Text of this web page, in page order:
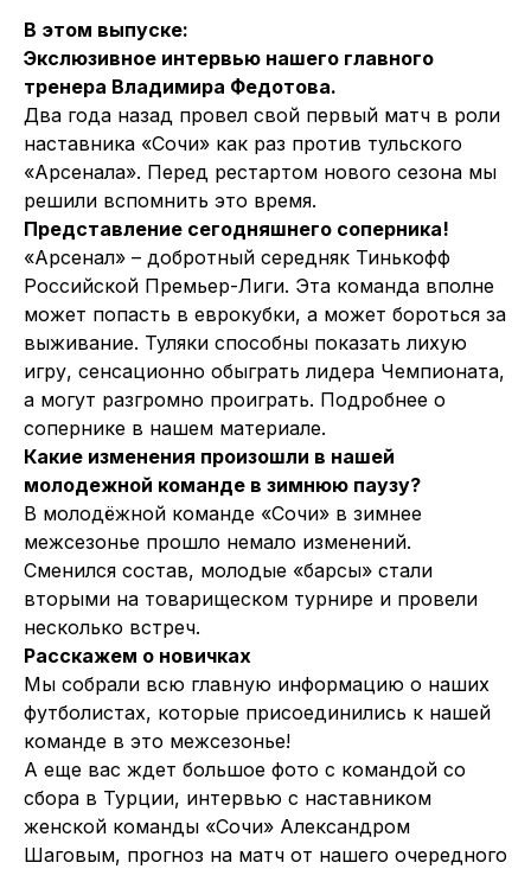
В этом выпуске:
Экслюзивное интервью нашего главного
тренера Владимира Федотова.
Два года назад провел свой первый матч в роли
наставника «Сочи» как раз против тульского
«Арсенала». Перед рестартом нового сезона мы
решили вспомнить это время.
Представление сегодняшнего соперника!
«Арсенал» – добротный середняк Тинькофф
Российской Премьер-Лиги. Эта команда вполне
может попасть в еврокубки, а может бороться за
выживание. Туляки способны показать лихую
игру, сенсационно обыграть лидера Чемпионата,
а могут разгромно проиграть. Подробнее о
сопернике в нашем материале.
Какие изменения произошли в нашей
молодежной команде в зимнюю паузу?
В молодёжной команде «Сочи» в зимнее
межсезонье прошло немало изменений.
Сменился состав, молодые «барсы» стали
вторыми на товарищеском турнире и провели
несколько встреч.
Расскажем о новичках
Мы собрали всю главную информацию о наших
футболистах, которые присоединились к нашей
команде в это межсезонье!
А еще вас ждет большое фото с командой со
сбора в Турции, интервью с наставником
женской команды «Сочи» Александром
Шаговым, прогноз на матч от нашего очередного